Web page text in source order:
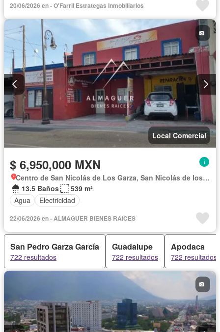
20/06/2026 en - O'Farril Estrategas Inmobiliarios
Local Comercial
$ 6,950,000 MXN
Centro de San Nicolás de Los Garza, San Nicolás de los Garza
13.5 Baños
539 m²
Agua
Electricidad
22/06/2026 en - ALMAGUER BIENES RAICES
San Pedro Garza García
722 resultados
Guadalupe
722 resultados
Apodaca
722 resultados